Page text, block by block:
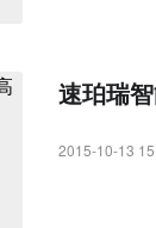
速珀瑞
2015-10-13